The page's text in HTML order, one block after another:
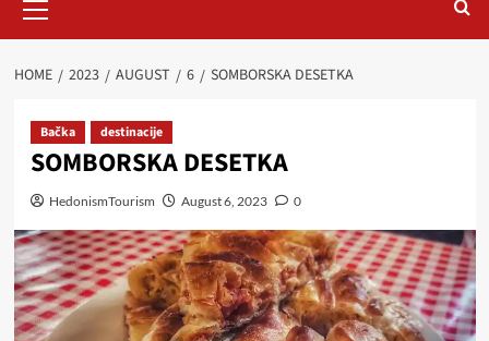
Menu
HOME 2023 AUGUST 6 SOMBORSKA DESETKA
Bačka destinacije
SOMBORSKA DESETKA
HedonismTourism August 6, 2023 0